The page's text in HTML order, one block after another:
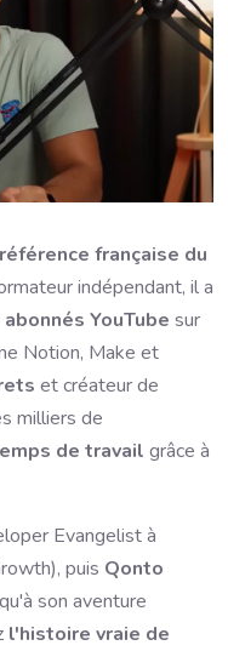
française du
indépendant, il a
YouTube sur
Notion, Make et
et créateur de
milliers de
de travail grâce à
Evangelist à
puis Qonto
son aventure
l'histoire vraie de